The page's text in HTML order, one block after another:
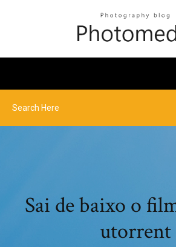
Sai de baixo o
utorrent